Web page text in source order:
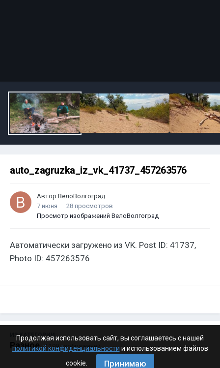
auto_zagruzka_iz_vk_41737_457263576
Автор ВелоВолгоград
7 июня
28 просмотров
Просмотр изображений ВелоВолгоград
Автоматически загружено из VK. Post ID: 41737,
Photo ID: 457263576
ИЗ КАТЕГОРИИ:
Разное · 4 199 изображений
Продолжая использовать сайт, вы соглашаетесь с нашей
политикой конфиденциальности и использованием файлов
cookie.
Принимаю